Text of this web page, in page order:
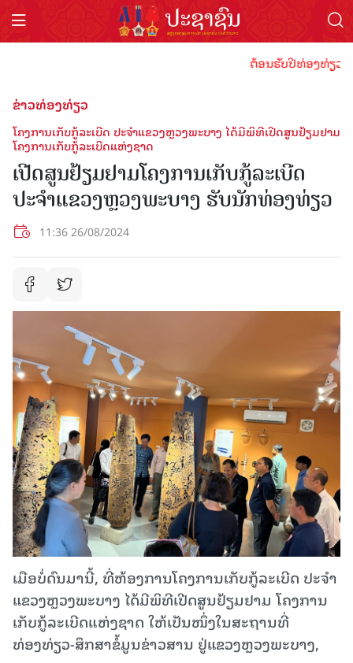
ຕ້ອນຮັບປີທ່ອງທ່ຽວລາ
ຂ່າວທ່ອງທ່ຽວ
ໂຄງການເກັບກູ້ລະເບີດ ປະຈໍາແຂວງຫຼວງພະບາງ ໄດ້ມີພິທີເປີດສູນຢ້ຽມຢາມ
ໂຄງການເກັບກູ້ລະເບີດແຫ່ງຊາດ
ເປີດສູນຢ້ຽມຢາມໂຄງການເກັບກູ້ລະເບີດ
ປະຈຳແຂວງຫຼວງພະບາງ ຮັບນັກທ່ອງທ່ຽວ
11:36 26/08/2024
ເມືອບໍ່ດົນມານີ້, ທີ່ຫ້ອງການໂຄງການເກັບກູ້ລະເບີດ ປະຈໍາ
ແຂວງຫຼວງພະບາງ ໄດ້ມີພິທີເປີດສູນຢ້ຽມຢາມ ໂຄງການ
ເກັບກູ້ລະເບີດແຫ່ງຊາດ ໃຫ້ເປັນໜຶ່ງໃນສະຖານທີ່
ທ່ອງທ່ຽວ-ສຶກສາຂໍ້ມູນຂ່າວສານ ຢູ່ແຂວງຫຼວງພະບາງ,